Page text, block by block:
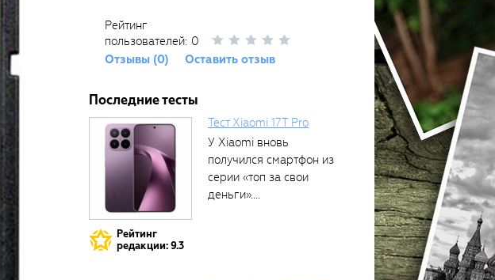
Рейтинг
пользователей: 0
Отзывы (0)
Оставить отзыв
Последние тесты
Рейтинг
редакции: 9.3
Тест Xiaomi 17T Pro
У Xiaomi вновь
получился смартфон из
серии «топ за свои
деньги»....